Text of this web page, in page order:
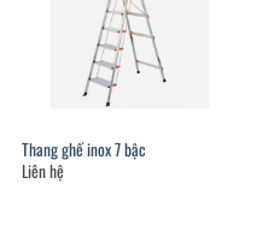
Thang ghế inox 7 bậc
Liên hệ